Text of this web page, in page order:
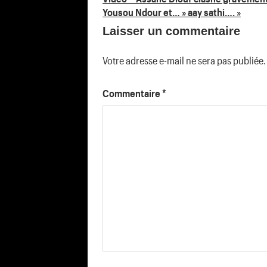
de
Yousou Ndour et… » aay sathi…. »
Laisser un commentaire
Votre adresse e-mail ne sera pas publiée.
Commentaire *